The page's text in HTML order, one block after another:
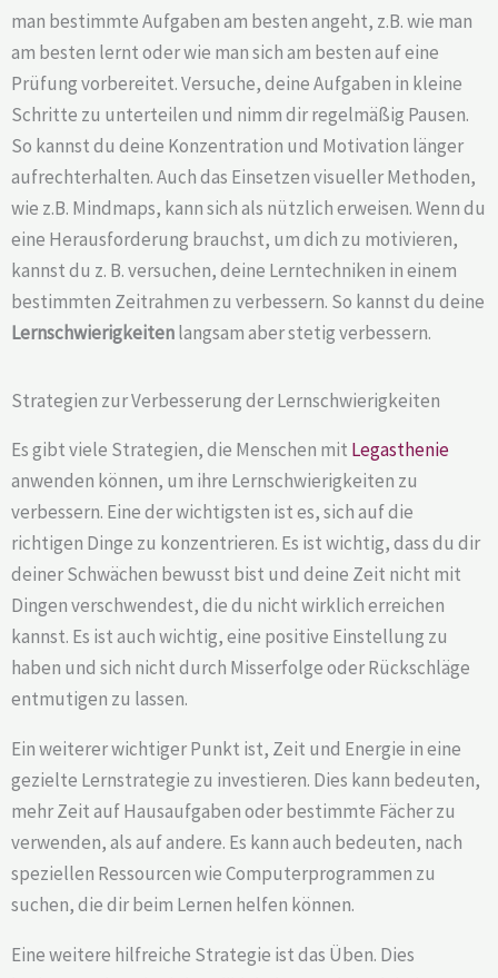
man bestimmte Aufgaben am besten angeht, z.B. wie man
am besten lernt oder wie man sich am besten auf eine
Prüfung vorbereitet. Versuche, deine Aufgaben in kleine
Schritte zu unterteilen und nimm dir regelmäßig Pausen.
So kannst du deine Konzentration und Motivation länger
aufrechterhalten. Auch das Einsetzen visueller Methoden,
wie z.B. Mindmaps, kann sich als nützlich erweisen. Wenn du
eine Herausforderung brauchst, um dich zu motivieren,
kannst du z. B. versuchen, deine Lerntechniken in einem
bestimmten Zeitrahmen zu verbessern. So kannst du deine
Lernschwierigkeitenlangsam aber stetig verbessern.
Strategien zur Verbesserung der Lernschwierigkeiten
Es gibt viele Strategien, die Menschen mit Legasthenie
anwenden können, um ihre Lernschwierigkeiten zu
verbessern. Eine der wichtigsten ist es, sich auf die
richtigen Dinge zu konzentrieren. Es ist wichtig, dass du dir
deiner Schwächen bewusst bist und deine Zeit nicht mit
Dingen verschwendest, die du nicht wirklich erreichen
kannst. Es ist auch wichtig, eine positive Einstellung zu
haben und sich nicht durch Misserfolge oder Rückschläge
entmutigen zu lassen.
Ein weiterer wichtiger Punkt ist, Zeit und Energie in eine
gezielte Lernstrategie zu investieren. Dies kann bedeuten,
mehr Zeit auf Hausaufgaben oder bestimmte Fächer zu
verwenden, als auf andere. Es kann auch bedeuten, nach
speziellen Ressourcen wie Computerprogrammen zu
suchen, die dir beim Lernen helfen können.
Eine weitere hilfreiche Strategie ist das Üben. Dies